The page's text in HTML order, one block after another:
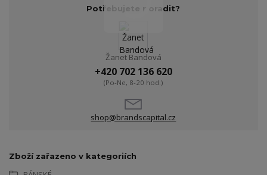
Potřebujete poradit?
Žanet Bandová
+420 702 136 620
(Po-Ne, 8-20 hod.)
shop@brandscapital.cz
Zboží zařazeno v kategoriích